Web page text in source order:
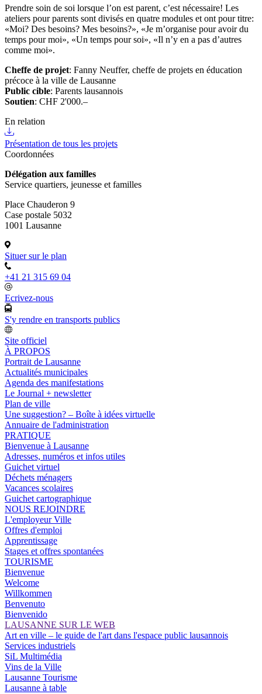
Prendre soin de soi lorsque l’on est parent, c’est nécessaire! Les
ateliers pour parents sont divisés en quatre modules et ont pour titre:
«Moi? Des besoins? Mes besoins?», «Je m’organise pour avoir du
temps pour moi», «Un temps pour soi», «Il n’y en a pas d’autres
comme moi».
Cheffe de projet: Fanny Neuffer, cheffe de projets en éducation
précoce à la ville de Lausanne
Public cible: Parents lausannois
Soutien: CHF 2'000.–
En relation
Présentation de tous les projets
Coordonnées
Délégation aux familles
Service quartiers, jeunesse et familles
Place Chauderon 9
Case postale 5032
1001 Lausanne
Situer sur le plan
+41 21 315 69 04
Ecrivez-nous
S'y rendre en transports publics
Site officiel
À PROPOS
Portrait de Lausanne
Actualités municipales
Agenda des manifestations
Le Journal + newsletter
Plan de ville
Une suggestion? – Boîte à idées virtuelle
Annuaire de l'administration
PRATIQUE
Bienvenue à Lausanne
Adresses, numéros et infos utiles
Guichet virtuel
Déchets ménagers
Vacances scolaires
Guichet cartographique
NOUS REJOINDRE
L'employeur Ville
Offres d'emploi
Apprentissage
Stages et offres spontanées
TOURISME
Bienvenue
Welcome
Willkommen
Benvenuto
Bienvenido
LAUSANNE SUR LE WEB
Art en ville – le guide de l'art dans l'espace public lausannois
Services industriels
SiL Multimédia
Vins de la Ville
Lausanne Tourisme
Lausanne à table